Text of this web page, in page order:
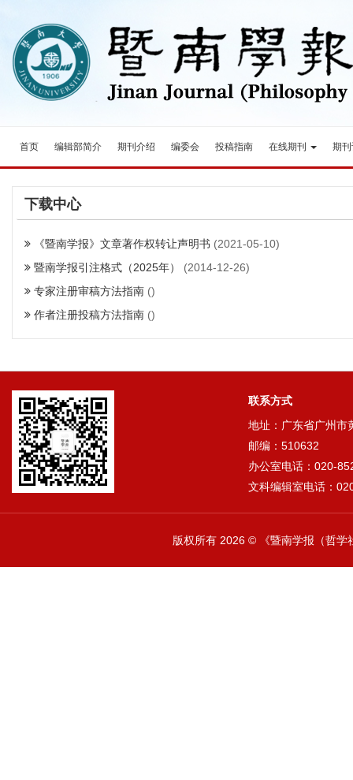
首页 编辑部简介 期刊介绍 编委会 投稿指南 在线期刊 期
下载中心
《暨南学报》文章著作权转让声明书 (2021-05-10)
暨南学报引注格式（2025年）
(2014-12-26)
专家注册审稿方法指南 ()
作者注册投稿方法指南 ()
联系方式
地址：广东省广州市
邮编：510632
办公室电话：020-
文科编辑室电话：
版权所有 2026 © 《暨南学报（哲